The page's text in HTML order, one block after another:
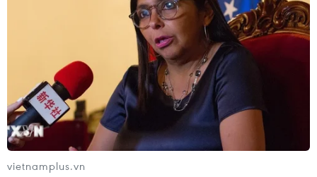
TIN LIÊN QUAN
vietnamplus.vn